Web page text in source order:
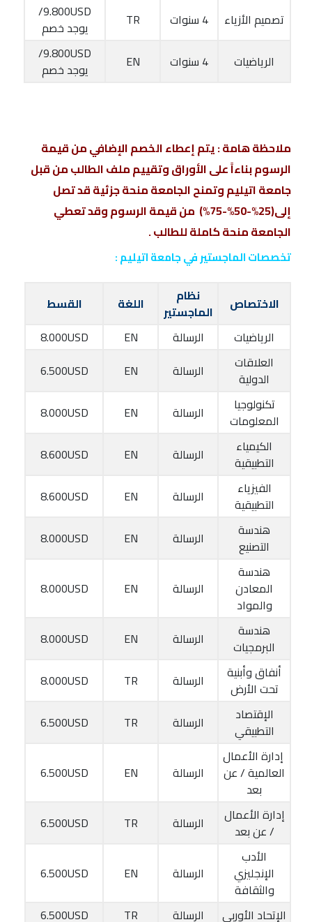
تصميم الأزياء
4 سنوات TR
9.800USD/
يوجد خصم
الرياضيات
4 سنوات EN
9.800USD/
يوجد خصم
ملاحظة هامة : يتم إعطاء الخصم الإضافي من قيمة
الرسوم بناءاً على الأوراق وتقييم ملف الطالب من قبل
جامعة اتيليم وتمنح الجامعة منحة جزئية قد تصل
إلى(25%-50%-75%) من قيمة الرسوم وقد تعطي
الجامعة منحة كاملة للطالب .
تخصصات الماجستير في جامعة اتيليم :
الاختصاص
نظام
الماجستير
اللغة
القسط
الرياضيات
الرسالة EN
8.000USD
العلاقات
الدولية
الرسالة EN
6.500USD
تكنولوجيا
المعلومات
الرسالة EN
8.000USD
الكيمياء
التطبيقية
الرسالة EN
8.600USD
الفيزياء
التطبيقية
الرسالة EN
8.600USD
هندسة
التصنيع
الرسالة EN
8.000USD
هندسة
المعادن
والمواد
الرسالة EN
8.000USD
هندسة
البرمجيات
الرسالة EN
8.000USD
أنفاق وأبنية
تحت الأرض
الرسالة TR
8.000USD
الإقتصاد
التطبيقي
الرسالة TR
6.500USD
إدارة الأعمال
العالمية / عن
بعد
الرسالة EN
6.500USD
إدارة الأعمال
/ عن بعد
الرسالة TR
6.500USD
الأدب
الإنجليزي
والثقافة
الرسالة EN
6.500USD
الإتحاد الأوربي
الرسالة TR
6.500USD